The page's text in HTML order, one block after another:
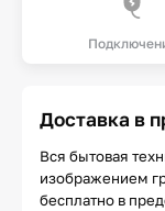
Доставка в
Вся бытовая
изображением
бесплатно в